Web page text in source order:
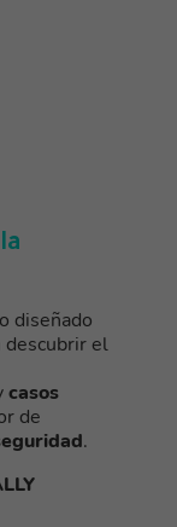
diseñado
descubrir el
casos
de
.